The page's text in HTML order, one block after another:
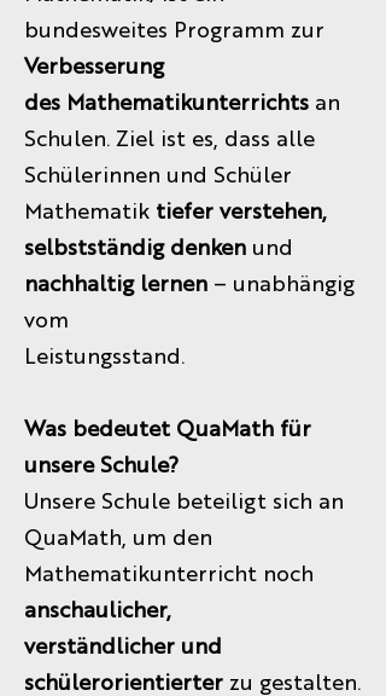
bundesweites Programm zur
Verbesserung
des Mathematikunterrichts an
Schulen. Ziel ist es, dass alle
Schülerinnen und Schüler
Mathematik tiefer verstehen,
selbstständig denken und
nachhaltig lernen – unabhängig
vom
Leistungsstand.
Was bedeutet QuaMath für
unsere Schule?
Unsere Schule beteiligt sich an
QuaMath, um den
Mathematikunterricht noch
anschaulicher,
verständlicher und
schülerorientierter zu gestalten.